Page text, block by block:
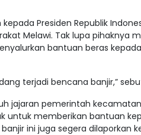
Presiden Republik
Melawi. Tak lupa pihaknya
bantuan beras
terjadi bencana banjir,”
jajaran pemerintah
untuk memberikan bantuan
ini juga segera dilaporkan